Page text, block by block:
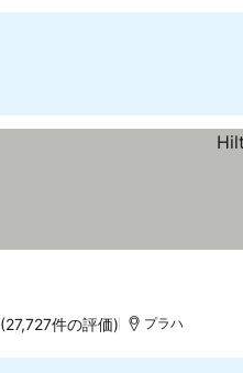
(27,727件の評価) プラハ